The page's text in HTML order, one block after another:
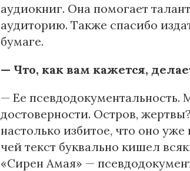
аудиокниг. Она помогает
аудиторию. Также спасибо
бумаге.
— Что, как вам кажется,
— Ее псевдодокументальность.
достоверности. Остров,
настолько избитое, что оно
чей текст буквально кишел
«Сирен Амая» —